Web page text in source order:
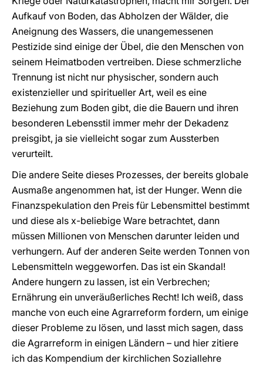
Aufkauf von Boden, das Abholzen der Wälder, die
Aneignung des Wassers, die unangemessenen
Pestizide sind einige der Übel, die den Menschen von
seinem Heimatboden vertreiben. Diese schmerzliche
Trennung ist nicht nur physischer, sondern auch
existenzieller und spiritueller Art, weil es eine
Beziehung zum Boden gibt, die die Bauern und ihren
besonderen Lebensstil immer mehr der Dekadenz
preisgibt, ja sie vielleicht sogar zum Aussterben
verurteilt.
Die andere Seite dieses Prozesses, der bereits globale
Ausmaße angenommen hat, ist der Hunger. Wenn die
Finanzspekulation den Preis für Lebensmittel bestimmt
und diese als x-beliebige Ware betrachtet, dann
müssen Millionen von Menschen darunter leiden und
verhungern. Auf der anderen Seite werden Tonnen von
Lebensmitteln weggeworfen. Das ist ein Skandal!
Andere hungern zu lassen, ist ein Verbrechen;
Ernährung ein unveräußerliches Recht! Ich weiß, dass
manche von euch eine Agrarreform fordern, um einige
dieser Probleme zu lösen, und lasst mich sagen, dass
die Agrarreform in einigen Ländern – und hier zitiere
ich das Kompendium der kirchlichen Soziallehre